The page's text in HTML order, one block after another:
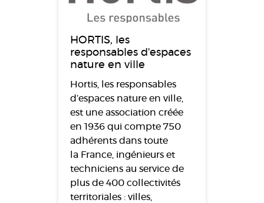
HORTIS, les
responsables d'espaces
nature en ville
Hortis, les responsables
d’espaces nature en ville,
est une association créée
en 1936 qui compte 750
adhérents dans toute
la France, ingénieurs et
techniciens au service de
plus de 400 collectivités
territoriales : villes,